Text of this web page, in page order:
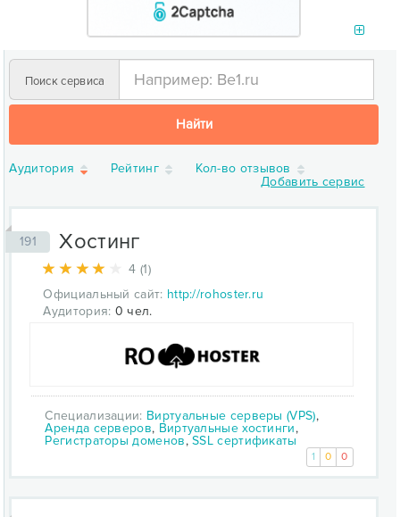
Поиск сервиса
Найти
Аудитория Рейтинг
Кол-во отзывов
Добавить сервис
191 Хостинг
4 (1)
Официальный сайт: http://rohoster.ru
Аудитория: 0 чел.
Специализации: Виртуальные серверы (VPS),
Аренда серверов, Виртуальные хостинги,
Регистраторы доменов,SSL сертификаты
1 0 0